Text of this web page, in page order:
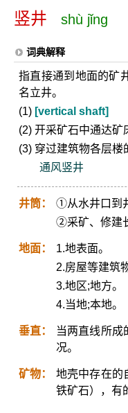
竖井 shù jǐng
词典解释
指直接通到地面的矿
名立井。
(1) [vertical shaft]
(2) 开采矿石中通达
(3) 穿过建筑物各层楼
通风竖井
井筒：
①从水井口到
②采矿、修建
地面：
1.地表面。
2.房屋等建筑
3.地区;地方。
4.当地;本地。
垂直：
当两直线所成
况。
矿物：
地壳中存在的
铁矿石），有